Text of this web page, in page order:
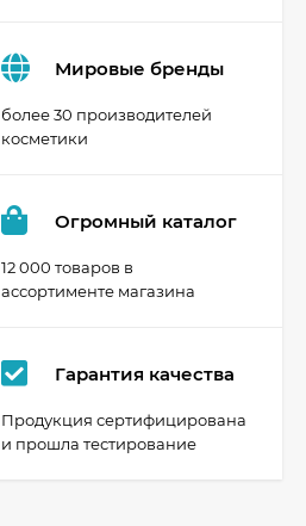
Мировые бренды
более 30 производителей
косметики
Огромный каталог
12 000 товаров в
ассортименте магазина
Гарантия качества
Продукция сертифицирована
и прошла тестирование